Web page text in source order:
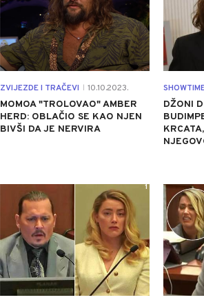
ZVIJEZDE I TRAČEVI 10.10.2023.
MOMOA "TROLOVAO" AMBER
HERD: OBLAČIO SE KAO NJEN
BIVŠI DA JE NERVIRA
DŽONI
1